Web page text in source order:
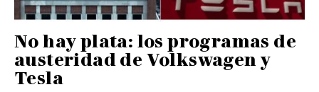
No hay plata: los programas de
austeridad de Volkswagen y
Tesla